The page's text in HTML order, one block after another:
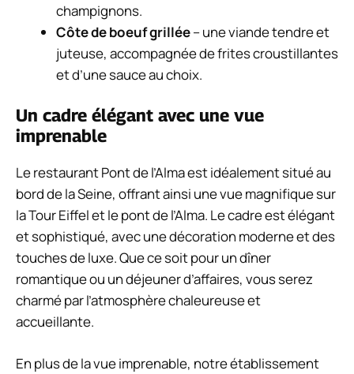
champignons.
Côte de boeuf grillée– une viande tendre et
juteuse, accompagnée de frites croustillantes
et d’une sauce au choix.
Un cadre élégant avec une vue
imprenable
Le restaurant Pont de l’Alma est idéalement situé au
bord de la Seine, offrant ainsi une vue magnifique sur
la Tour Eiffel et le pont de l’Alma. Le cadre est élégant
et sophistiqué, avec une décoration moderne et des
touches de luxe. Que ce soit pour un dîner
romantique ou un déjeuner d’affaires, vous serez
charmé par l’atmosphère chaleureuse et
accueillante.
En plus de la vue imprenable, notre établissement